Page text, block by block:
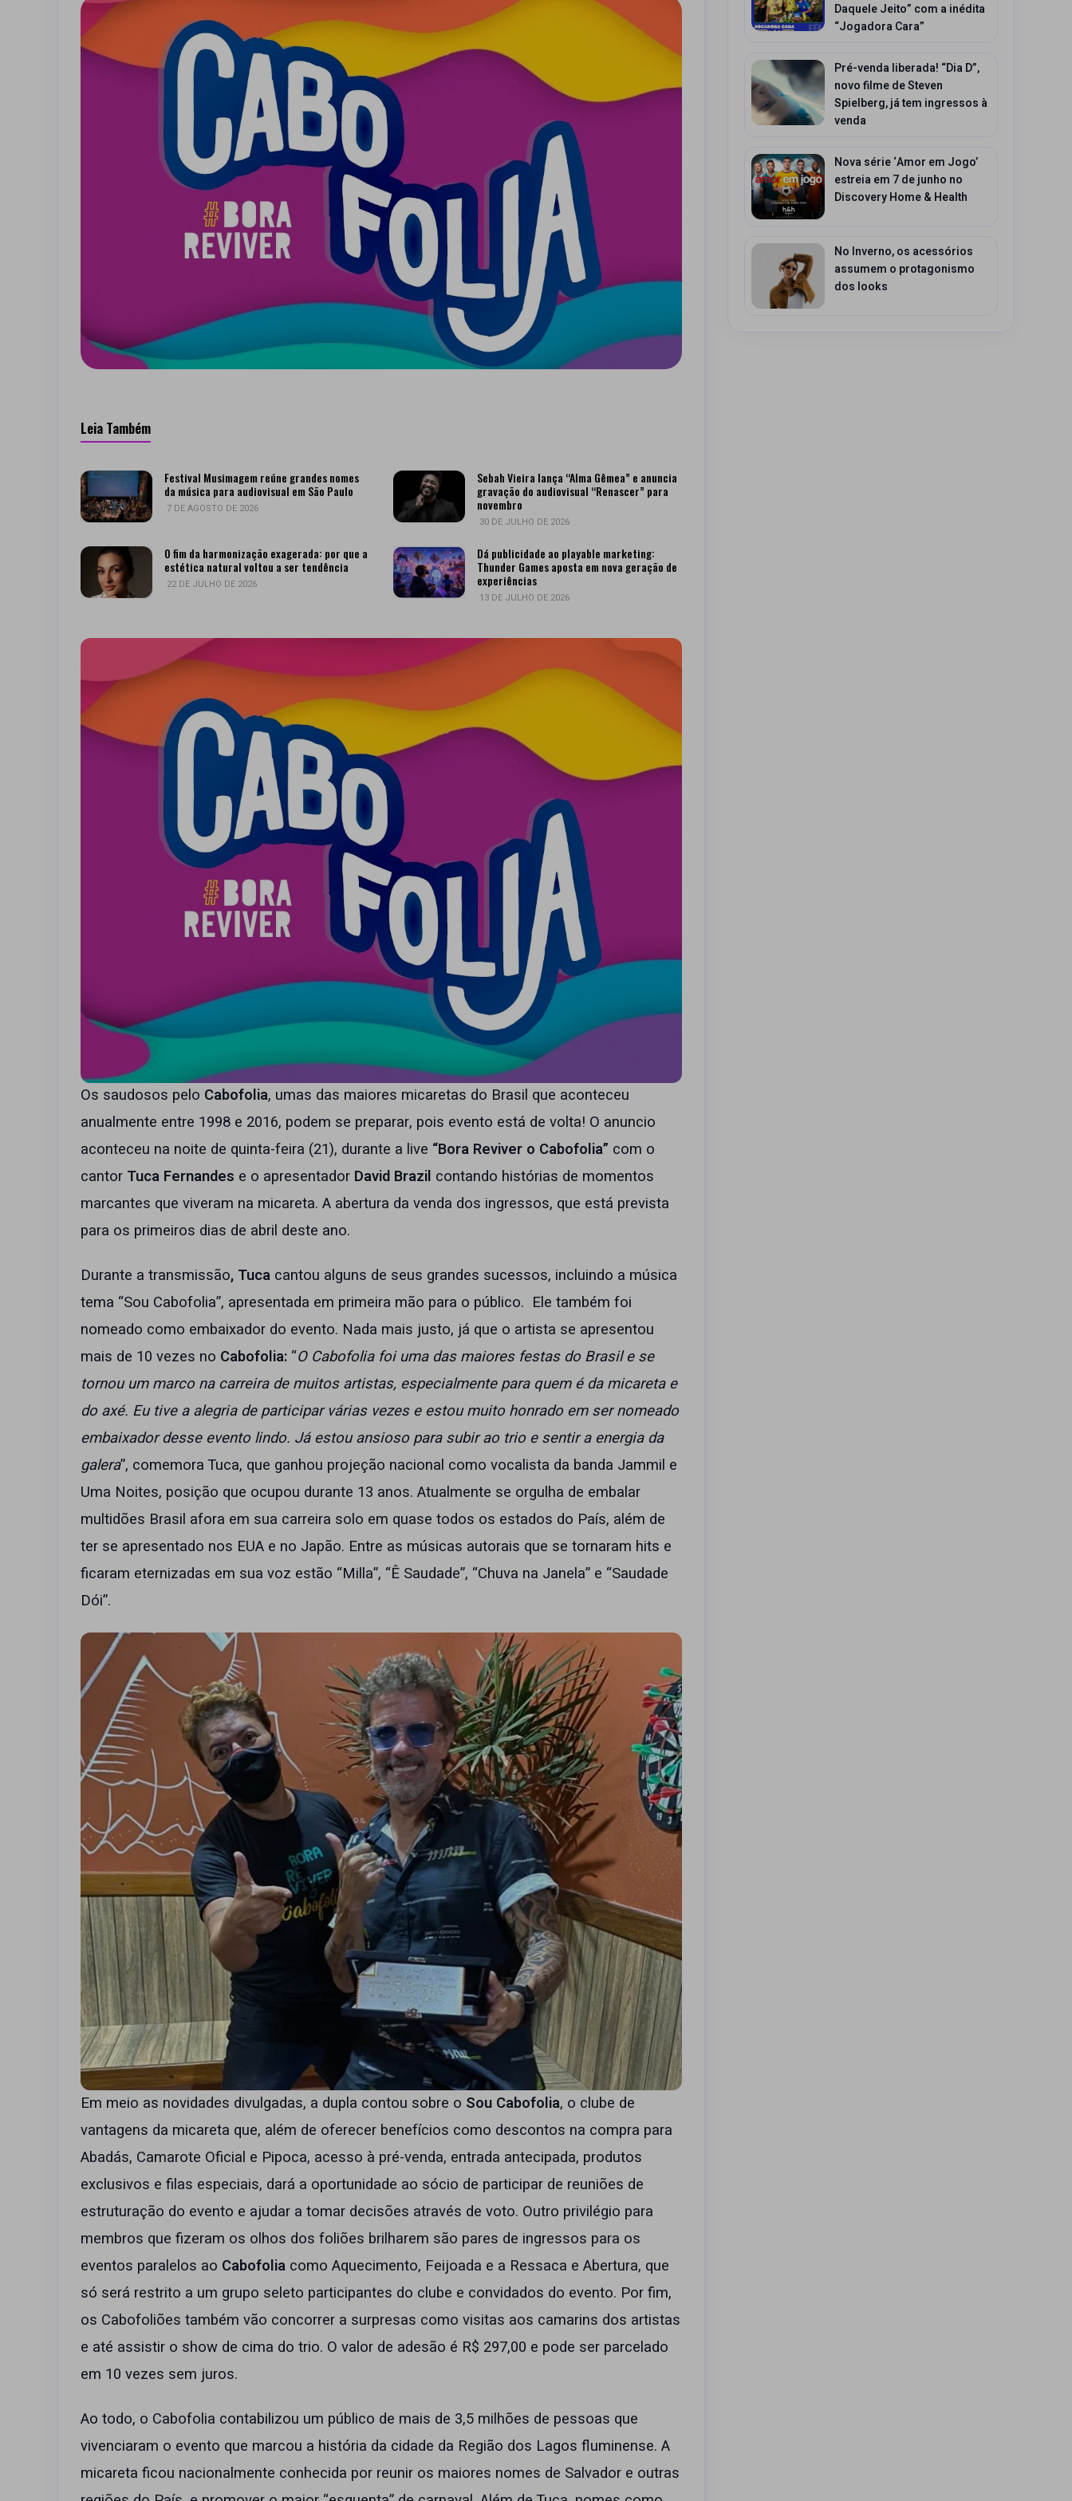
Leia Também
Festival Musimagem reúne grandes nomes
da música para audiovisual em São Paulo
7 DE AGOSTO DE 2026
Sebah Vieira lança “Alma Gêmea” e anuncia
gravação do audiovisual “Renascer” para
novembro
30 DE JULHO DE 2026
O fim da harmonização exagerada: por que a
estética natural voltou a ser tendência
22 DE JULHO DE 2026
Dá publicidade ao playable marketing:
Thunder Games aposta em nova geração de
experiências
13 DE JULHO DE 2026
Os saudosos pelo Cabofolia, umas das maiores micaretas do Brasil que aconteceu
anualmente entre 1998 e 2016, podem se preparar, pois evento está de volta! O anuncio
aconteceu na noite de quinta-feira (21), durante a live “Bora Reviver o Cabofolia” com o
cantor Tuca Fernandes e o apresentador David Brazil contando histórias de momentos
marcantes que viveram na micareta. A abertura da venda dos ingressos, que está prevista
para os primeiros dias de abril deste ano.
Durante a transmissão, Tuca cantou alguns de seus grandes sucessos, incluindo a música
tema “Sou Cabofolia”, apresentada em primeira mão para o público. Ele também foi
nomeado como embaixador do evento. Nada mais justo, já que o artista se apresentou
mais de 10 vezes no Cabofolia: “O Cabofolia foi uma das maiores festas do Brasil e se
tornou um marco na carreira de muitos artistas, especialmente para quem é da micareta e
do axé. Eu tive a alegria de participar várias vezes e estou muito honrado em ser nomeado
embaixador desse evento lindo. Já estou ansioso para subir ao trio e sentir a energia da
galera”, comemora Tuca, que ganhou projeção nacional como vocalista da banda Jammil e
Uma Noites, posição que ocupou durante 13 anos. Atualmente se orgulha de embalar
multidões Brasil afora em sua carreira solo em quase todos os estados do País, além de
ter se apresentado nos EUA e no Japão. Entre as músicas autorais que se tornaram hits e
ficaram eternizadas em sua voz estão “Milla”, “Ê Saudade”, “Chuva na Janela” e “Saudade
Dói”.
Em meio as novidades divulgadas, a dupla contou sobre o Sou Cabofolia, o clube de
vantagens da micareta que, além de oferecer benefícios como descontos na compra para
Abadás, Camarote Oficial e Pipoca, acesso à pré-venda, entrada antecipada, produtos
exclusivos e filas especiais, dará a oportunidade ao sócio de participar de reuniões de
estruturação do evento e ajudar a tomar decisões através de voto. Outro privilégio para
membros que fizeram os olhos dos foliões brilharem são pares de ingressos para os
eventos paralelos ao Cabofolia como Aquecimento, Feijoada e a Ressaca e Abertura, que
só será restrito a um grupo seleto participantes do clube e convidados do evento. Por fim,
os Cabofoliões também vão concorrer a surpresas como visitas aos camarins dos artistas
e até assistir o show de cima do trio. O valor de adesão é R$ 297,00 e pode ser parcelado
em 10 vezes sem juros.
Ao todo, o Cabofolia contabilizou um público de mais de 3,5 milhões de pessoas que
vivenciaram o evento que marcou a história da cidade da Região dos Lagos fluminense. A
micareta ficou nacionalmente conhecida por reunir os maiores nomes de Salvador e outras
Daquele Jeito” com a inédita
“Jogadora Cara”
Pré-venda liberada! “Dia D”,
novo filme de Steven
Spielberg, já tem ingressos à
venda
Nova série ‘Amor em Jogo’
estreia em 7 de junho no
Discovery Home & Health
No Inverno, os acessórios
assumem o protagonismo
dos looks